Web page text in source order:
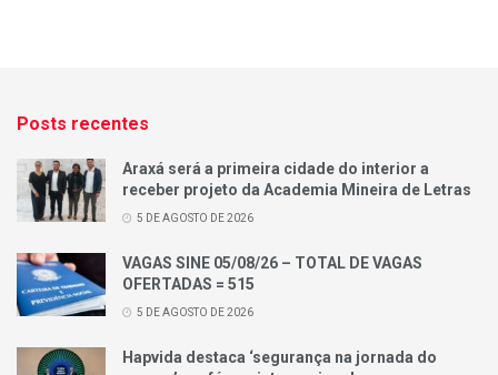
Posts recentes
Araxá será a primeira cidade do interior a
receber projeto da Academia Mineira de Letras
5 DE AGOSTO DE 2026
VAGAS SINE 05/08/26 – TOTAL DE VAGAS
OFERTADAS = 515
5 DE AGOSTO DE 2026
Hapvida destaca ‘segurança na jornada do